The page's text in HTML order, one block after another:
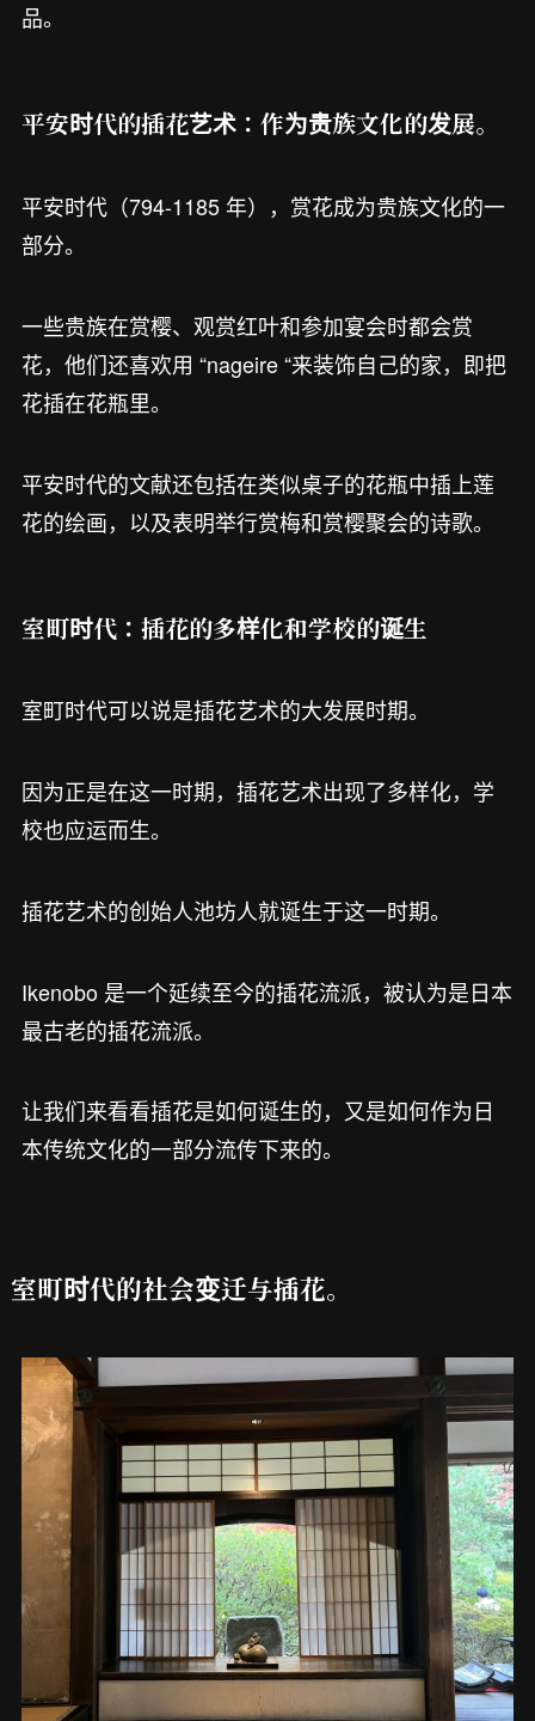
品。
平安时代的插花艺术：作为贵族文化的发展。
平安时代（794-1185 年），赏花成为贵族文化的一
部分。
一些贵族在赏樱、观赏红叶和参加宴会时都会赏
花，他们还喜欢用 “nageire “来装饰自己的家，即把
花插在花瓶里。
平安时代的文献还包括在类似桌子的花瓶中插上莲
花的绘画，以及表明举行赏梅和赏樱聚会的诗歌。
室町时代：插花的多样化和学校的诞生
室町时代可以说是插花艺术的大发展时期。
因为正是在这一时期，插花艺术出现了多样化，学
校也应运而生。
插花艺术的创始人池坊人就诞生于这一时期。
Ikenobo 是一个延续至今的插花流派，被认为是日本
最古老的插花流派。
让我们来看看插花是如何诞生的，又是如何作为日
本传统文化的一部分流传下来的。
室町时代的社会变迁与插花。